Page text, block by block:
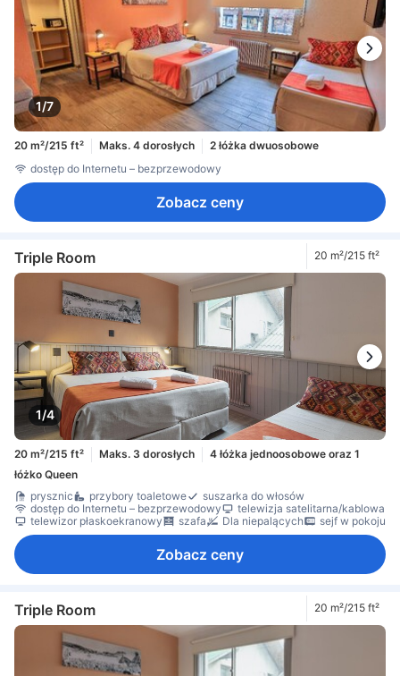
1/7
20 m²/215 ft² Maks. 4 dorosłych
2 łóżka dwuosobowe
dostęp do Internetu – bezprzewodowy
Zobacz ceny
Triple Room 20 m²/215 ft²
1/4
20 m²/215 ft² Maks. 3 dorosłych
4 łóżka jednoosobowe oraz 1
łóżko Queen
prysznic
przybory toaletowe
suszarka do włosów
dostęp do Internetu – bezprzewodowy
telewizja satelitarna/kablowa
telewizor płaskoekranowy
szafa Dla niepalących sejf w pokoju
Zobacz ceny
Triple Room 20 m²/215 ft²